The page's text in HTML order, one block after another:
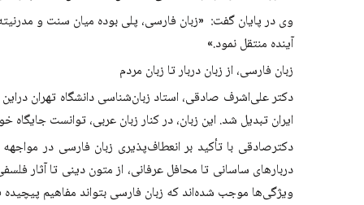
وی در پایان گفت: «زبان فارسی، پلی بوده میان سنت و
آینده منتقل نمود.»
زبان فارسی، از زبان دربار تا زبان مردم
دکتر علی‌اشرف صادقی، استاد زبان‌شناسی دانشگاه تهران
ایران تبدیل شد. این زبان، در کنار زبان عربی، توانست
دکترصادقی با تأکید بر انعطاف‌پذیری زبان فارسی در
دربارهای ساسانی تا محافل عرفانی، از متون دینی تا آثار
ویژگی‌ها موجب شده‌اند که زبان فارسی بتواند مفاهیم